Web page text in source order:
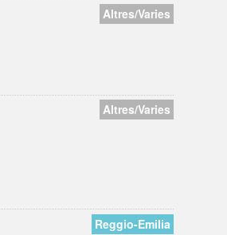
Altres/Varies
Altres/Varies
Reggio-Emilia